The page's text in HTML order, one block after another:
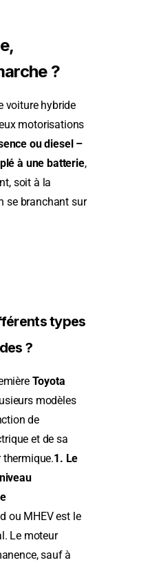
?
voiture hybride
motorisations
ou diesel –
à une batterie,
soit à la
se branchant sur
types
?
Toyota
modèles
de
et de sa
1. Le
ou MHEV est le
Le moteur
sauf à